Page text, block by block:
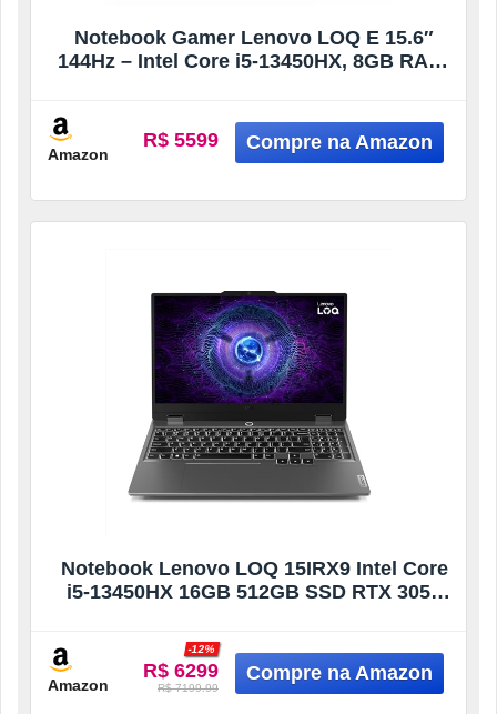
Notebook Gamer Lenovo LOQ E 15.6″
144Hz – Intel Core i5-13450HX, 8GB RAM,
Amazon
R$ 5599
Notebook Lenovo LOQ 15IRX9 Intel Core
i5-13450HX 16GB 512GB SSD RTX 3050
Amazon
R$ 6299
-12%
R$ 7199.99